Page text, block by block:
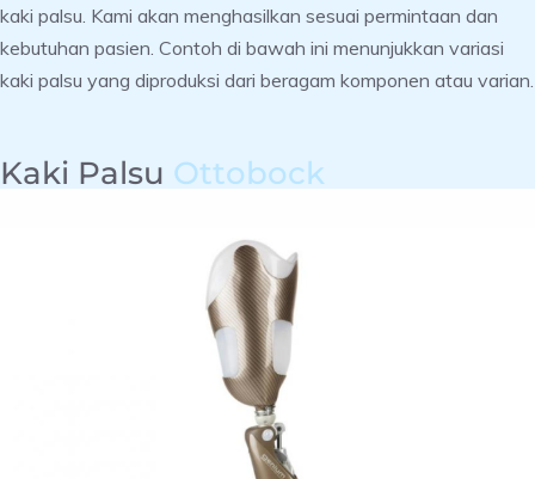
kaki palsu. Kami akan menghasilkan sesuai permintaan dan
kebutuhan pasien. Contoh di bawah ini menunjukkan variasi
kaki palsu yang diproduksi dari beragam komponen atau varian.
Kaki Palsu Ottobock